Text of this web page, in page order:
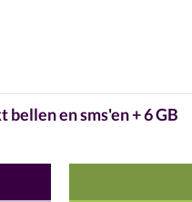
en sms'en + 6 GB